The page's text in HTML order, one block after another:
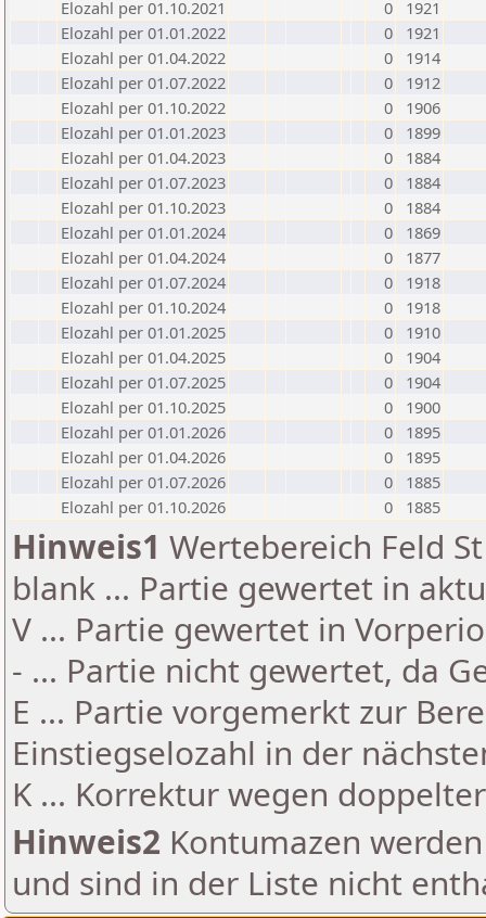
Elozahl per 01.10.2021
0
1921
Elozahl per 01.01.2022
0
1921
Elozahl per 01.04.2022
0
1914
Elozahl per 01.07.2022
0
1912
Elozahl per 01.10.2022
0
1906
Elozahl per 01.01.2023
0
1899
Elozahl per 01.04.2023
0
1884
Elozahl per 01.07.2023
0
1884
Elozahl per 01.10.2023
0
1884
Elozahl per 01.01.2024
0
1869
Elozahl per 01.04.2024
0
1877
Elozahl per 01.07.2024
0
1918
Elozahl per 01.10.2024
0
1918
Elozahl per 01.01.2025
0
1910
Elozahl per 01.04.2025
0
1904
Elozahl per 01.07.2025
0
1904
Elozahl per 01.10.2025
0
1900
Elozahl per 01.01.2026
0
1895
Elozahl per 01.04.2026
0
1895
Elozahl per 01.07.2026
0
1885
Elozahl per 01.10.2026
0 1885
Hinweis1 Wertebereich Feld
blank ... Partie gewertet in
V ... Partie gewertet in
- ... Partie nicht gewertet, da
E ... Partie vorgemerkt zur
Einstiegselozahl in der
K ... Korrektur wegen
Hinweis2 Kontumazen
und sind in der Liste nicht